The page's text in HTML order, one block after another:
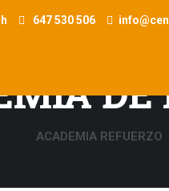
647 530 506
ACADEMIA REFUERZO
DE